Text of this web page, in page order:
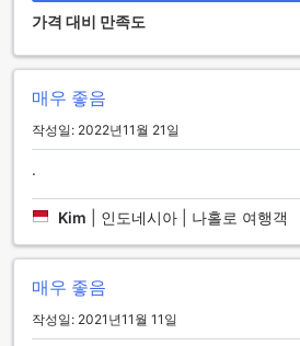
여 고객들에게 편안한 숙박을 제공합
스를 제공하여 여행 중에도 깨끗한 옷
금고가 있어 소중한 물건을 안전하게
직원들이 도움이 필요한 고객들을 위해
니다. 또한, 공용 영역에서는 무료 Wi-
접속할 수 있으며, 지정된 흡연 구역도
객실에서는 무료 Wi-Fi가 제공되며, 수
청소 서비스도 제공됩니다. 시티허브 호
서는 편리한 편의 시설을 통해 고객들
선사합니다.
가격 대비 만족도
매우 좋음
작성일: 2022년11월 21일
.
Kim 인도네시아 | 나홀로 여행객
매우 좋음
작성일: 2021년11월 11일